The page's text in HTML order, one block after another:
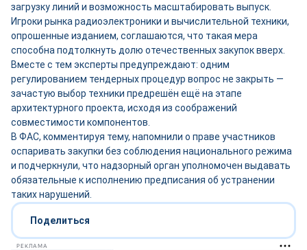
загрузку линий и возможность масштабировать выпуск.
Игроки рынка радиоэлектроники и вычислительной техники,
опрошенные изданием, соглашаются, что такая мера
способна подтолкнуть долю отечественных закупок вверх.
Вместе с тем эксперты предупреждают: одним
регулированием тендерных процедур вопрос не закрыть —
зачастую выбор техники предрешён ещё на этапе
архитектурного проекта, исходя из соображений
совместимости компонентов.
В ФАС, комментируя тему, напомнили о праве участников
оспаривать закупки без соблюдения национального режима
и подчеркнули, что надзорный орган уполномочен выдавать
обязательные к исполнению предписания об устранении
таких нарушений.
Поделиться
РЕКЛАМА